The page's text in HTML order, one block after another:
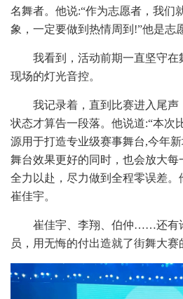
名舞者。他说:“作为志愿者，我们
象，一定要做到热情周到!”他是志
我看到，活动前期一直坚守
现场的灯光音控。
我记录着，直到比赛进入尾声
状态才算告一段落。他说道:“本次
源用于打造专业级赛事舞台,今年
舞台效果更好的同时，也会放大
全力以赴，尽力做到全程零误差。
崔佳宇。
崔佳宇、李翔、伯仲……还有
员，用无悔的付出造就了街舞大赛